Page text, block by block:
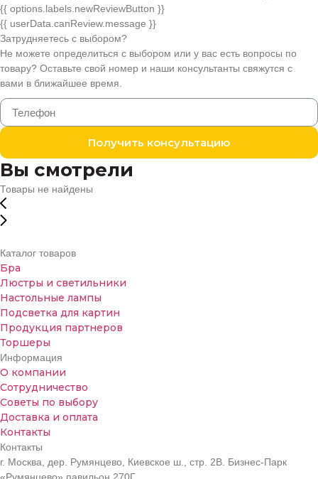
{{ options.labels.newReviewButton }}
{{ userData.canReview.message }}
Затрудняетесь с выбором?
Не можете определиться с выбором или у вас есть вопросы по
товару? Оставьте свой номер и наши консультанты свяжутся с
вами в ближайшее время.
Получить консультацию
Вы смотрели
Товары не найдены
Каталог товаров
Бра
Люстры и светильники
Настольные лампы
Подсветка для картин
Продукция партнеров
Торшеры
Информация
О компании
Сотрудничество
Советы по выбору
Доставка и оплата
Контакты
Контакты
г. Москва, дер. Румянцево, Киевское ш., стр. 2В. Бизнес-Парк